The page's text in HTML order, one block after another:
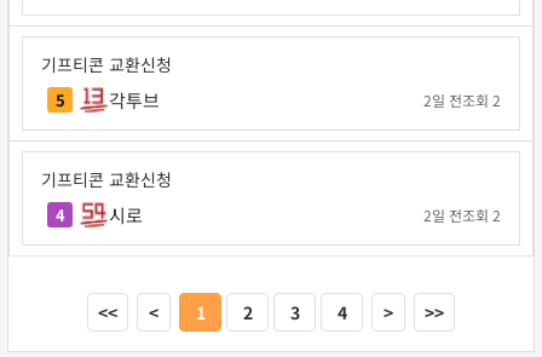
기프티콘 교환신청
5 각투브 2일 전조회 2
기프티콘 교환신청
4 시로 2일 전조회 2
<< < 1 2 3 4 > >>